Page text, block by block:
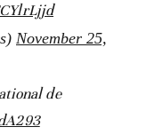
November 25,
de